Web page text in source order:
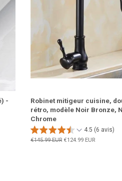
-
Robinet mitigeur cuisine,
rétro, modèle Noir Bronze,
Chrome
4.5 (6 avis)
Prix
€145.99 EUR Prix
€124.99 EUR